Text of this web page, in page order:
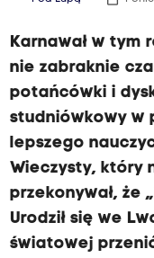
Karnawał w tym
nie zabraknie
potańcówki i
studniówkowy w
lepszego
Wieczysty, który
przekonywał, że
Urodził się we
światowej